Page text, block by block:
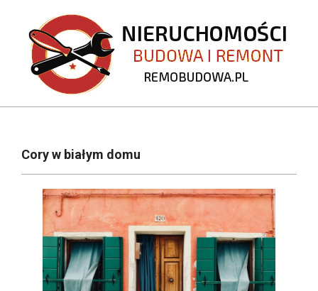
content
REMOBUDOWA.PL
NavigationCory w białym domu